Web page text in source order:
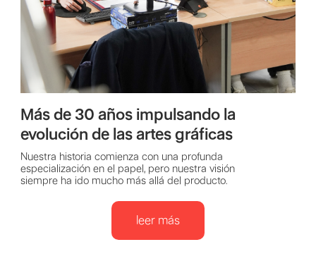
Más de 30 años impulsando la
evolución de las artes gráficas
Nuestra historia comienza con una profunda
especialización en el papel, pero nuestra visión
siempre ha ido mucho más allá del producto.
leer más